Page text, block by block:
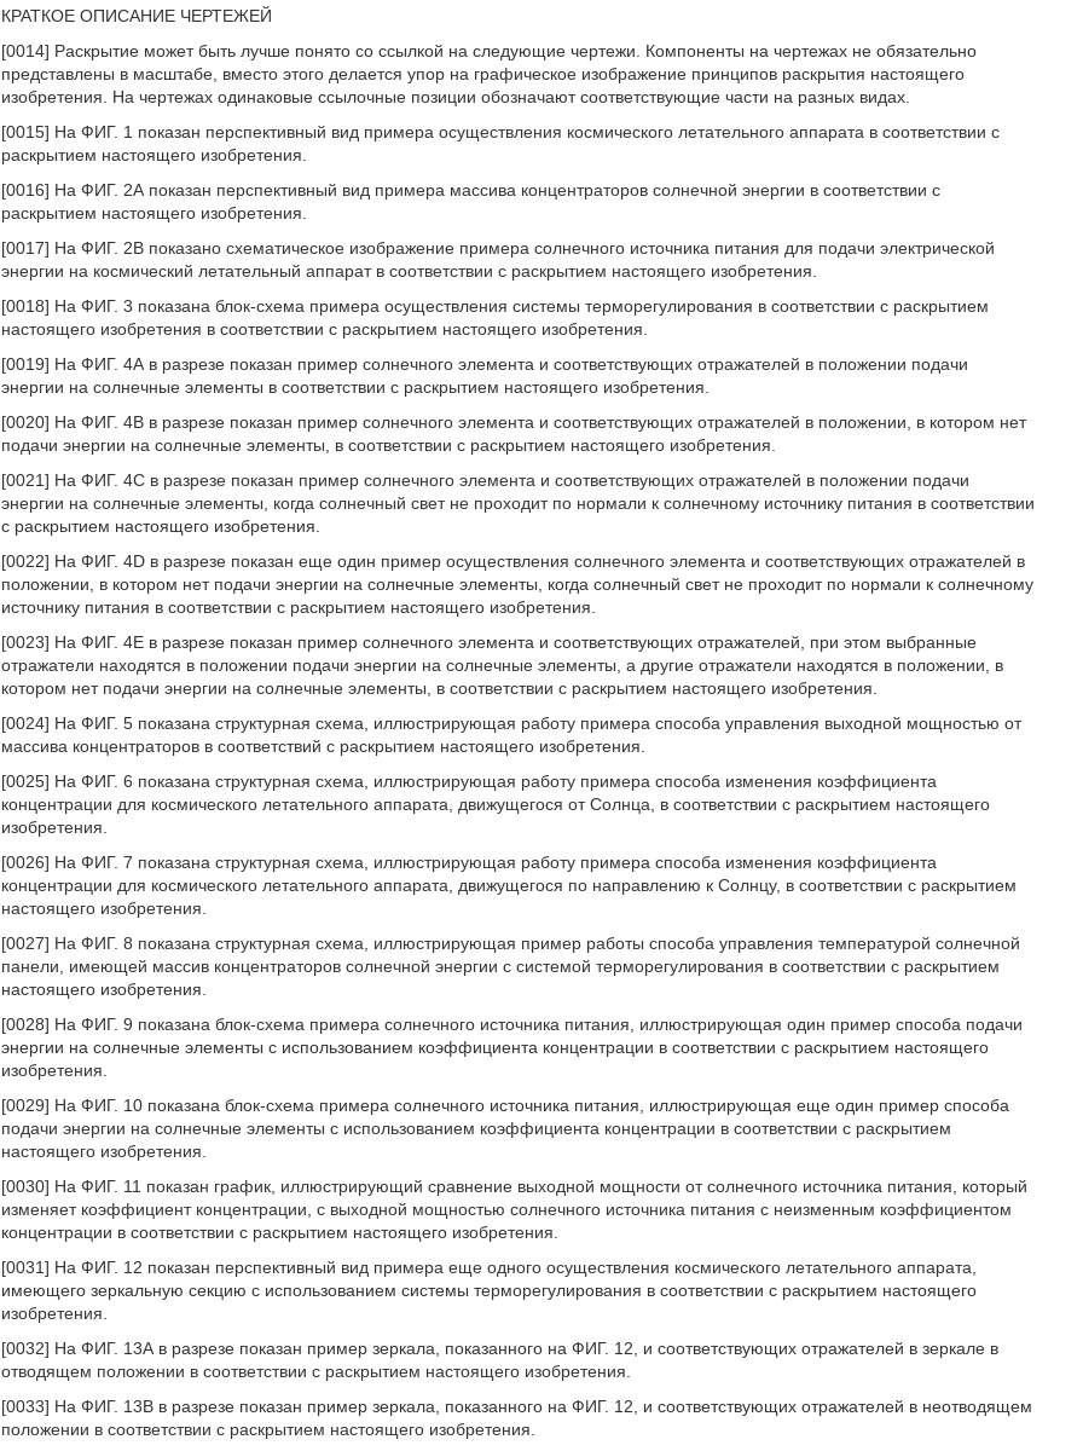
КРАТКОЕ ОПИСАНИЕ ЧЕРТЕЖЕЙ
[0014] Раскрытие может быть лучше понято со ссылкой на следующие чертежи. Компоненты на чертежах не обязательно
представлены в масштабе, вместо этого делается упор на графическое изображение принципов раскрытия настоящего
изобретения. На чертежах одинаковые ссылочные позиции обозначают соответствующие части на разных видах.
[0015] На ФИГ. 1 показан перспективный вид примера осуществления космического летательного аппарата в соответствии с
раскрытием настоящего изобретения.
[0016] На ФИГ. 2А показан перспективный вид примера массива концентраторов солнечной энергии в соответствии с
раскрытием настоящего изобретения.
[0017] На ФИГ. 2В показано схематическое изображение примера солнечного источника питания для подачи электрической
энергии на космический летательный аппарат в соответствии с раскрытием настоящего изобретения.
[0018] На ФИГ. 3 показана блок-схема примера осуществления системы терморегулирования в соответствии с раскрытием
настоящего изобретения в соответствии с раскрытием настоящего изобретения.
[0019] На ФИГ. 4А в разрезе показан пример солнечного элемента и соответствующих отражателей в положении подачи
энергии на солнечные элементы в соответствии с раскрытием настоящего изобретения.
[0020] На ФИГ. 4В в разрезе показан пример солнечного элемента и соответствующих отражателей в положении, в котором нет
подачи энергии на солнечные элементы, в соответствии с раскрытием настоящего изобретения.
[0021] На ФИГ. 4С в разрезе показан пример солнечного элемента и соответствующих отражателей в положении подачи
энергии на солнечные элементы, когда солнечный свет не проходит по нормали к солнечному источнику питания в соответствии
с раскрытием настоящего изобретения.
[0022] На ФИГ. 4D в разрезе показан еще один пример осуществления солнечного элемента и соответствующих отражателей в
положении, в котором нет подачи энергии на солнечные элементы, когда солнечный свет не проходит по нормали к солнечному
источнику питания в соответствии с раскрытием настоящего изобретения.
[0023] На ФИГ. 4Е в разрезе показан пример солнечного элемента и соответствующих отражателей, при этом выбранные
отражатели находятся в положении подачи энергии на солнечные элементы, а другие отражатели находятся в положении, в
котором нет подачи энергии на солнечные элементы, в соответствии с раскрытием настоящего изобретения.
[0024] На ФИГ. 5 показана структурная схема, иллюстрирующая работу примера способа управления выходной мощностью от
массива концентраторов в соответствий с раскрытием настоящего изобретения.
[0025] На ФИГ. 6 показана структурная схема, иллюстрирующая работу примера способа изменения коэффициента
концентрации для космического летательного аппарата, движущегося от Солнца, в соответствии с раскрытием настоящего
изобретения.
[0026] На ФИГ. 7 показана структурная схема, иллюстрирующая работу примера способа изменения коэффициента
концентрации для космического летательного аппарата, движущегося по направлению к Солнцу, в соответствии с раскрытием
настоящего изобретения.
[0027] На ФИГ. 8 показана структурная схема, иллюстрирующая пример работы способа управления температурой солнечной
панели, имеющей массив концентраторов солнечной энергии с системой терморегулирования в соответствии с раскрытием
настоящего изобретения.
[0028] На ФИГ. 9 показана блок-схема примера солнечного источника питания, иллюстрирующая один пример способа подачи
энергии на солнечные элементы с использованием коэффициента концентрации в соответствии с раскрытием настоящего
изобретения.
[0029] На ФИГ. 10 показана блок-схема примера солнечного источника питания, иллюстрирующая еще один пример способа
подачи энергии на солнечные элементы с использованием коэффициента концентрации в соответствии с раскрытием
настоящего изобретения.
[0030] На ФИГ. 11 показан график, иллюстрирующий сравнение выходной мощности от солнечного источника питания, который
изменяет коэффициент концентрации, с выходной мощностью солнечного источника питания с неизменным коэффициентом
концентрации в соответствии с раскрытием настоящего изобретения.
[0031] На ФИГ. 12 показан перспективный вид примера еще одного осуществления космического летательного аппарата,
имеющего зеркальную секцию с использованием системы терморегулирования в соответствии с раскрытием настоящего
изобретения.
[0032] На ФИГ. 13А в разрезе показан пример зеркала, показанного на ФИГ. 12, и соответствующих отражателей в зеркале в
отводящем положении в соответствии с раскрытием настоящего изобретения.
[0033] На ФИГ. 13В в разрезе показан пример зеркала, показанного на ФИГ. 12, и соответствующих отражателей в неотводящем
положении в соответствии с раскрытием настоящего изобретения.